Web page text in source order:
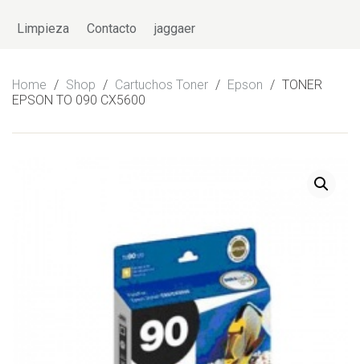
Limpieza Contacto jaggaer
Home / Shop / Cartuchos Toner / Epson / TONER
EPSON TO 090 CX5600